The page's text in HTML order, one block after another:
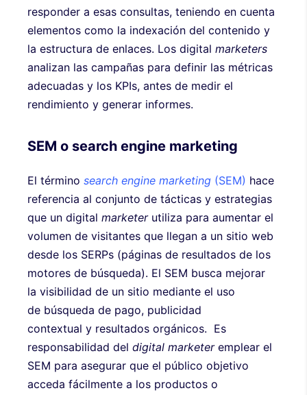
responder a esas consultas, teniendo en cuenta
elementos como la indexación del contenido y
la estructura de enlaces. Los digital marketers
analizan las campañas para definir las métricas
adecuadas y los KPIs, antes de medir el
rendimiento y generar informes.
SEM o search engine marketing
El término search engine marketing (SEM) hace
referencia al conjunto de tácticas y estrategias
que un digital marketerutiliza para aumentar el
volumen de visitantes que llegan a un sitio web
desde los SERPs (páginas de resultados de los
motores de búsqueda). El SEM busca mejorar
la visibilidad de un sitio mediante el uso
de búsqueda de pago, publicidad
contextual y resultados orgánicos. Es
responsabilidad del digital marketeremplear el
SEM para asegurar que el público objetivo
acceda fácilmente a los productos o